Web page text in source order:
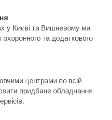
у Києві та Вишневому ми
та додаткового
центрами по всій
придбане обладнання